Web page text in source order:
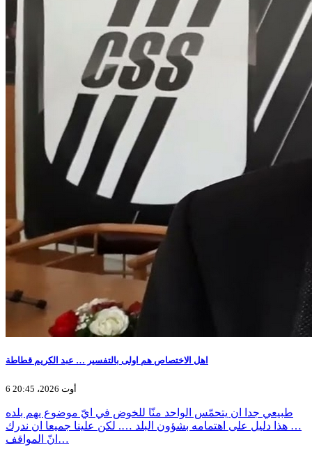
اهل الاختصاص هم اولى بالتفسير … عبد الكريم قطاطة
6 أوت 2026، 20:45
طبيعي جدا ان يتحمّس الواحد منّا للخوض في ايّ موضوع يهم بلده
… هذا دليل على اهتمامه بشؤون البلد …. لكن علينا جميعا ان ندرك
انّ المواقف…